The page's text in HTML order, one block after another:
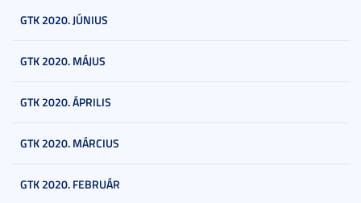
GTK 2020. JÚNIUS
GTK 2020. MÁJUS
GTK 2020. ÁPRILIS
GTK 2020. MÁRCIUS
GTK 2020. FEBRUÁR